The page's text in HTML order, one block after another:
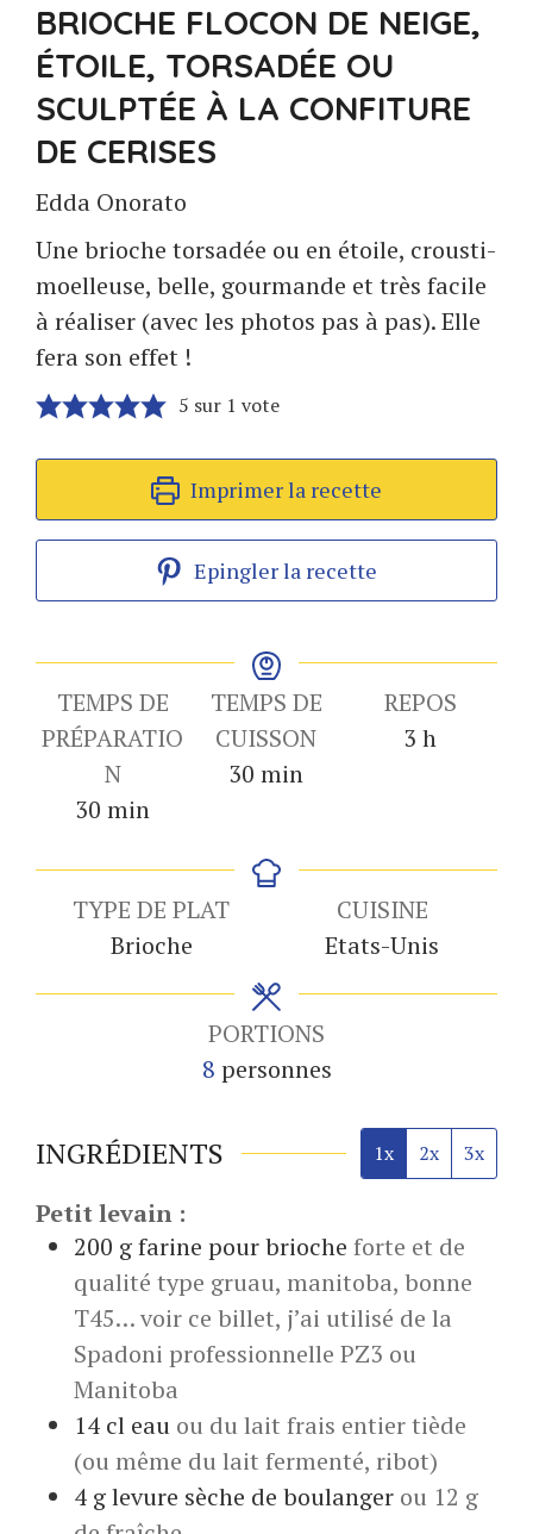
BRIOCHE FLOCON DE NEIGE,
ÉTOILE, TORSADÉE OU
SCULPTÉE À LA CONFITURE
DE CERISES
Edda Onorato
Une brioche torsadée ou en étoile, crousti-
moelleuse, belle, gourmande et très facile
à réaliser (avec les photos pas à pas). Elle
fera son effet !
5 sur 1 vote
Imprimer la recette
Epingler la recette
TEMPS DE
PRÉPARATIO
N
30 minutes
min
TEMPS DE
CUISSON
30 minutes
min
REPOS
3 heures
h
TYPE DE PLAT
Brioche
CUISINE
Etats-Unis
PORTIONS
8 personnes
INGRÉDIENTS 1x 2x 3x
Petit levain :
200 gfarine pour brioche forte et de
qualité type gruau, manitoba, bonne
T45… voir ce billet, j’ai utilisé de la
Spadoni professionnelle PZ3 ou
Manitoba
14 cl eau ou du lait frais entier tiède
(ou même du lait fermenté, ribot)
4 glevure sèche de boulanger ou 12 g